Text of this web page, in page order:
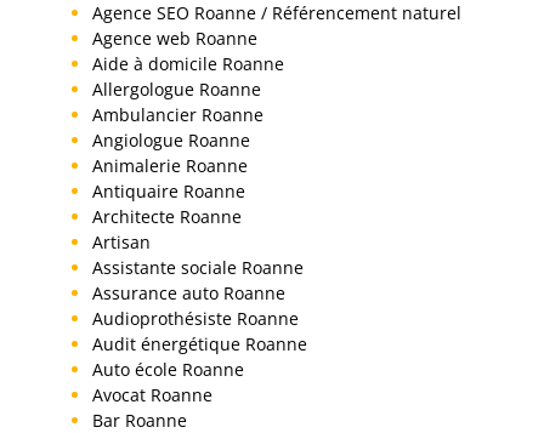
Agence SEO Roanne / Référencement naturel
Agence web Roanne
Aide à domicile Roanne
Allergologue Roanne
Ambulancier Roanne
Angiologue Roanne
Animalerie Roanne
Antiquaire Roanne
Architecte Roanne
Artisan
Assistante sociale Roanne
Assurance auto Roanne
Audioprothésiste Roanne
Audit énergétique Roanne
Auto école Roanne
Avocat Roanne
Bar Roanne